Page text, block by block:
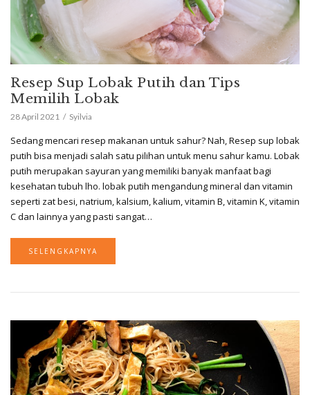
Resep Sup Lobak Putih dan Tips
Memilih Lobak
28 April 2021 Syilvia
Sedang mencari resep makanan untuk sahur? Nah, Resep sup lobak
putih bisa menjadi salah satu pilihan untuk menu sahur kamu. Lobak
putih merupakan sayuran yang memiliki banyak manfaat bagi
kesehatan tubuh lho. lobak putih mengandung mineral dan vitamin
seperti zat besi, natrium, kalsium, kalium, vitamin B, vitamin K, vitamin
C dan lainnya yang pasti sangat…
SELENGKAPNYA